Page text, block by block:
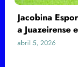
Jacobina
a Juazeirense
G4 do Baianão
abril 5, 2026